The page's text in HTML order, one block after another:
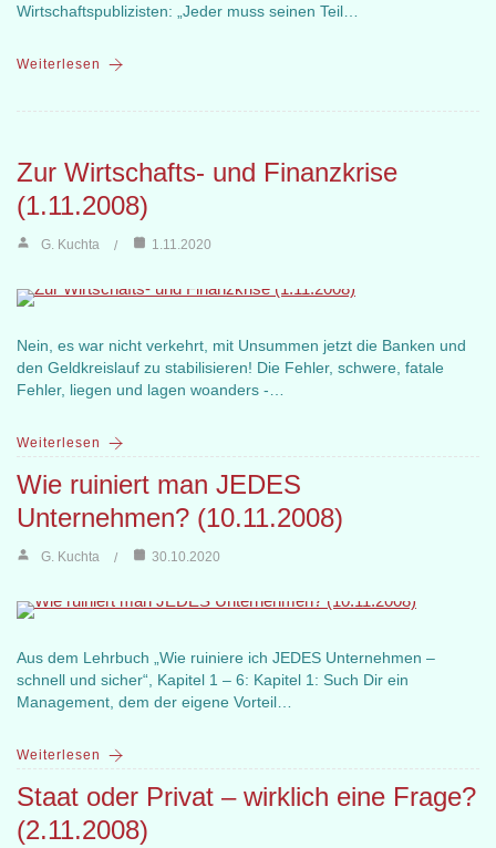
Wirtschaftspublizisten: „Jeder muss seinen Teil…
Weiterlesen
Zur Wirtschafts- und Finanzkrise
(1.11.2008)
G. Kuchta 1.11.2020
Nein, es war nicht verkehrt, mit Unsummen jetzt die Banken und
den Geldkreislauf zu stabilisieren! Die Fehler, schwere, fatale
Fehler, liegen und lagen woanders -…
Weiterlesen
Wie ruiniert man JEDES
Unternehmen? (10.11.2008)
G. Kuchta 30.10.2020
Aus dem Lehrbuch „Wie ruiniere ich JEDES Unternehmen –
schnell und sicher“, Kapitel 1 – 6: Kapitel 1: Such Dir ein
Management, dem der eigene Vorteil…
Weiterlesen
Staat oder Privat – wirklich eine Frage?
(2.11.2008)